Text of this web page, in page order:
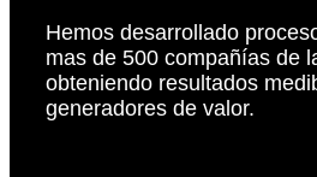
Hemos desarrollado
mas de 500 compañías de
obteniendo resultados
generadores de valor.